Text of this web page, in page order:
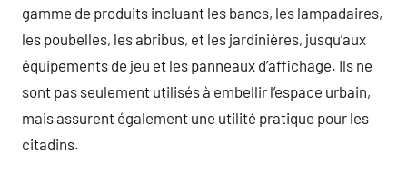
gamme de produits incluant les bancs, les lampadaires,
les poubelles, les abribus, et les jardinières, jusqu’aux
équipements de jeu et les panneaux d’affichage. Ils ne
sont pas seulement utilisés à embellir l’espace urbain,
mais assurent également une utilité pratique pour les
citadins.